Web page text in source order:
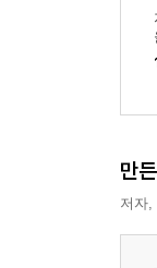
만
저자,